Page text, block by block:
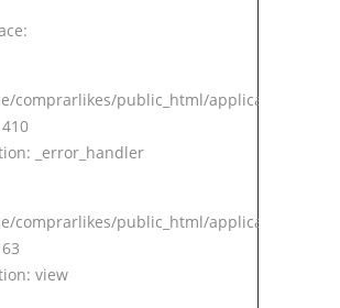
comprarlikes/public_html/application/
_error_handler
comprarlikes/public_html/application/
view